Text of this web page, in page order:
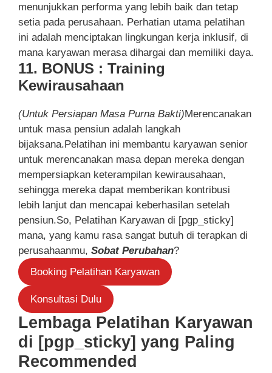
menunjukkan performa yang lebih baik dan tetap
setia pada perusahaan. Perhatian utama pelatihan
ini adalah menciptakan lingkungan kerja inklusif, di
mana karyawan merasa dihargai dan memiliki daya.
11. BONUS : Training
Kewirausahaan
(Untuk Persiapan Masa Purna Bakti)Merencanakan
untuk masa pensiun adalah langkah
bijaksana.Pelatihan ini membantu karyawan senior
untuk merencanakan masa depan mereka dengan
mempersiapkan keterampilan kewirausahaan,
sehingga mereka dapat memberikan kontribusi
lebih lanjut dan mencapai keberhasilan setelah
pensiun.So, Pelatihan Karyawan di [pgp_sticky]
mana, yang kamu rasa sangat butuh di terapkan di
perusahaanmu, Sobat Perubahan?
Booking Pelatihan Karyawan
Konsultasi Dulu
Lembaga Pelatihan Karyawan
di [pgp_sticky] yang Paling
Recommended